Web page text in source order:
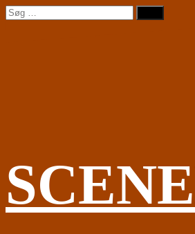
Videre
til
Søg
efter: